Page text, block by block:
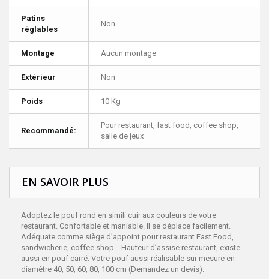
Patins
réglables
Non
Montage Aucun montage
Extérieur Non
Poids 10 Kg
Recommandé:
Pour restaurant, fast food, coffee shop,
salle de jeux
EN SAVOIR PLUS
Adoptez le pouf rond en simili cuir aux couleurs de votre
restaurant. Confortable et maniable. Il se déplace facilement.
Adéquate comme siège d’appoint pour restaurant Fast Food,
sandwicherie, coffee shop… Hauteur d’assise restaurant, existe
aussi en pouf carré. Votre pouf aussi réalisable sur mesure en
diamètre 40, 50, 60, 80, 100 cm (Demandez un devis).